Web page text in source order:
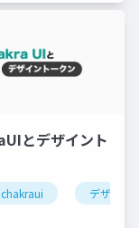
とデザイント
chakraui デザイン